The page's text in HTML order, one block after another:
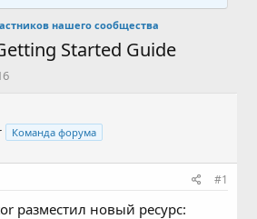
нашего сообщества
Started Guide
Команда форума
#1
разместил новый ресурс: